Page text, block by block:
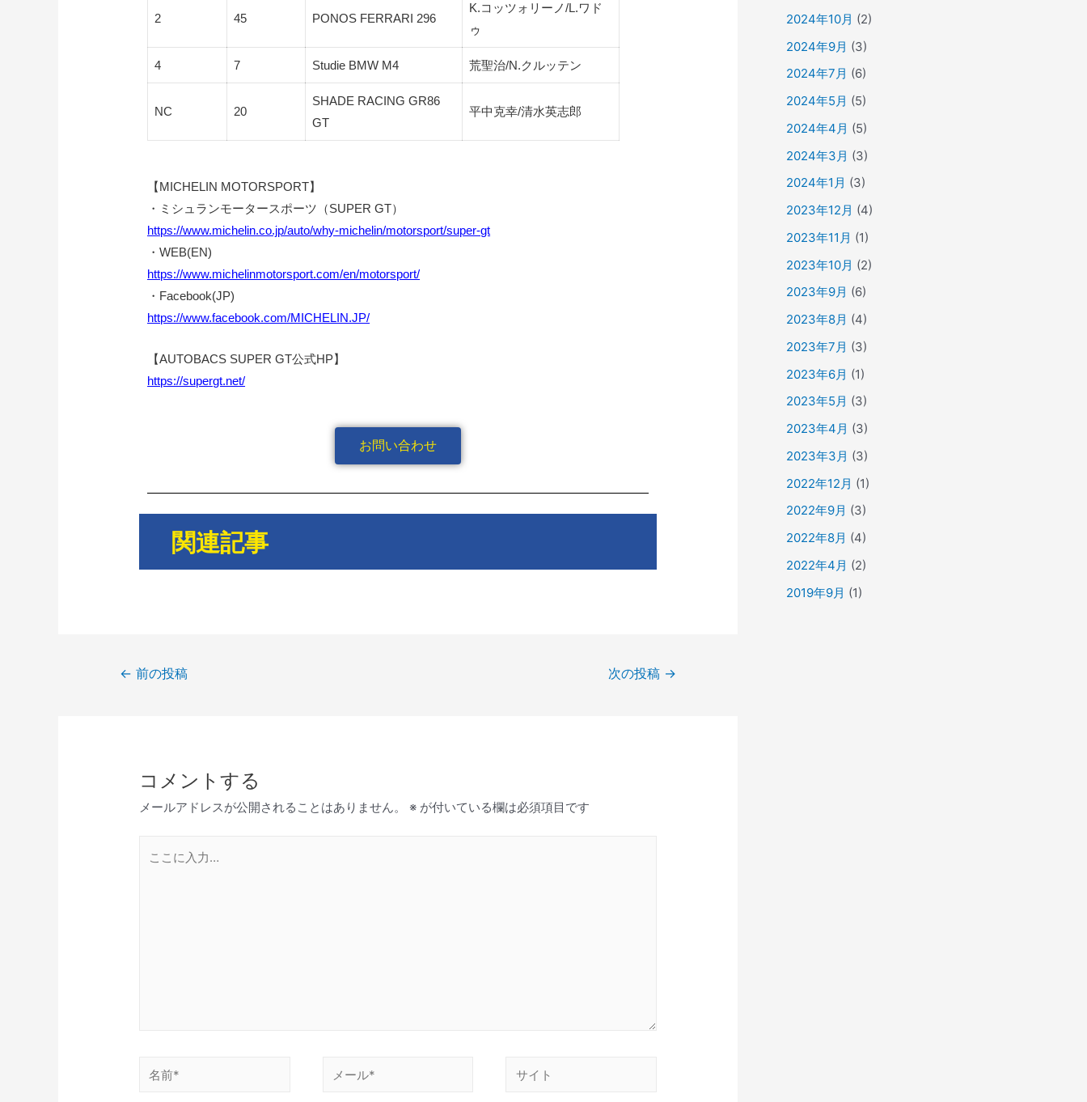
2 45 PONOS FERRARI 296
K.コッツォリーノ/L.ワド
ゥ
4 7 Studie BMW M4 荒聖治/N.クルッテン
NC 20
SHADE RACING GR86
GT
平中克幸/清水英志郎
【MICHELIN MOTORSPORT】
・ミシュランモータースポーツ（SUPER GT）
https://www.michelin.co.jp/auto/why-michelin/motorsport/super-gt
・WEB(EN)
https://www.michelinmotorsport.com/en/motorsport/
・Facebook(JP)
https://www.facebook.com/MICHELIN.JP/
【AUTOBACS SUPER GT公式HP】
https://supergt.net/
お問い合わせ
関連記事
← 前の投稿 次の投稿 →
コメントする
メールアドレスが公開されることはありません。 ※ が付いている欄は必須項目です
2024年10月 (2)
2024年9月 (3)
2024年7月 (6)
2024年5月 (5)
2024年4月 (5)
2024年3月 (3)
2024年1月 (3)
2023年12月 (4)
2023年11月 (1)
2023年10月 (2)
2023年9月 (6)
2023年8月 (4)
2023年7月 (3)
2023年6月 (1)
2023年5月 (3)
2023年4月 (3)
2023年3月 (3)
2022年12月 (1)
2022年9月 (3)
2022年8月 (4)
2022年4月 (2)
2019年9月 (1)